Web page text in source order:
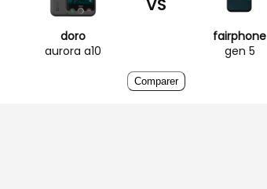
doro
aurora a10
VS
fairphone
gen 5
Comparer